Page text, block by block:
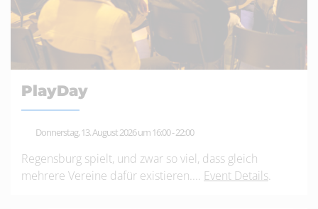
PlayDay
Donnerstag, 13. August 2026 um 16:00-22:00
Regensburg spielt, und zwar so viel, dass gleich
mehrere Vereine dafür existieren.... Event Details.